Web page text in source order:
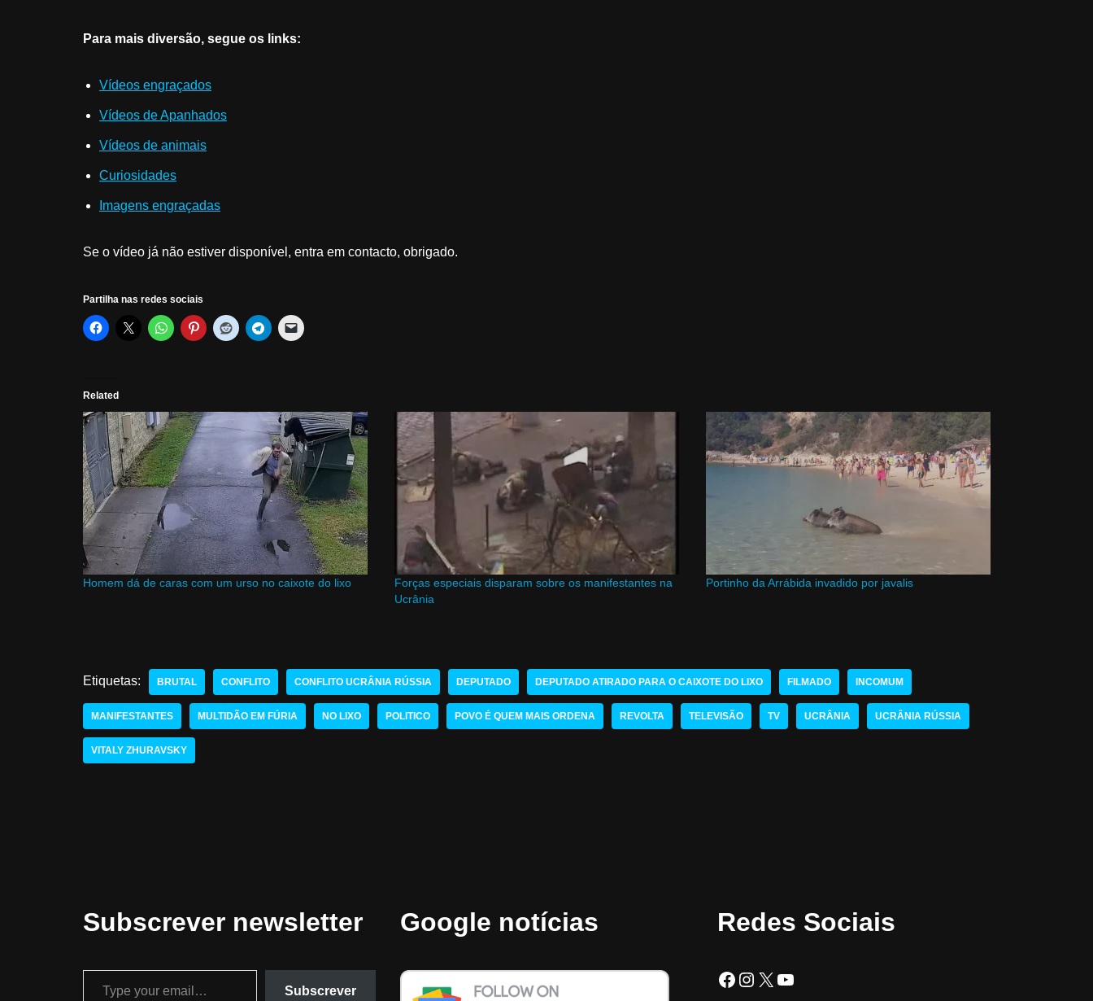
Para mais diversão, segue os links:
Vídeos engraçados
Vídeos de Apanhados
Vídeos de animais
Curiosidades
Imagens engraçadas
Se o vídeo já não estiver disponível, entra em contacto, obrigado.
Partilha nas redes sociais
Related
Homem dá de caras com um urso no caixote do lixo
Forças especiais disparam sobre os manifestantes na
Ucrânia
Portinho da Arrábida invadido por javalis
Etiquetas: BRUTAL CONFLITO CONFLITO UCRÂNIA RÚSSIA DEPUTADO DEPUTADO ATIRADO PARA O CAIXOTE DO LIXO FILMADO INCOMUM
MANIFESTANTES MULTIDÃO EM FÚRIA NO LIXO POLITICO POVO É QUEM MAIS ORDENA REVOLTA TELEVISÃO TV UCRÂNIA UCRÂNIA RÚSSIA
VITALY ZHURAVSKY
Subscrever newsletter
Subscrever
Google notícias Redes Sociais